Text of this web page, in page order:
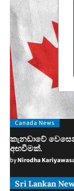
Canada News
කැනඩාවේ
අඟවීමක්.
byNirodha
Sri Lankan